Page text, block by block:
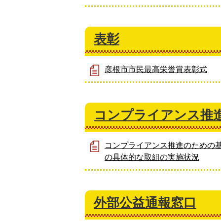
表彰
彦根市市民最高栄誉賞表彰式
コンプライアンス推
コンプライアンス推進のための
の具体的な取組の実施状況
外部公益通報窓口